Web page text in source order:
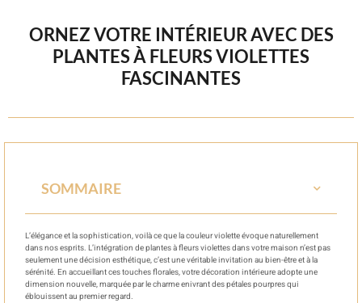
ORNEZ VOTRE INTÉRIEUR AVEC DES
PLANTES À FLEURS VIOLETTES
FASCINANTES
SOMMAIRE
L’élégance et la sophistication, voilà ce que la couleur violette évoque naturellement
dans nos esprits. L’intégration de plantes à fleurs violettes dans votre maison n’est pas
seulement une décision esthétique, c’est une véritable invitation au bien-être et à la
sérénité. En accueillant ces touches florales, votre décoration intérieure adopte une
dimension nouvelle, marquée par le charme enivrant des pétales pourpres qui
éblouissent au premier regard.